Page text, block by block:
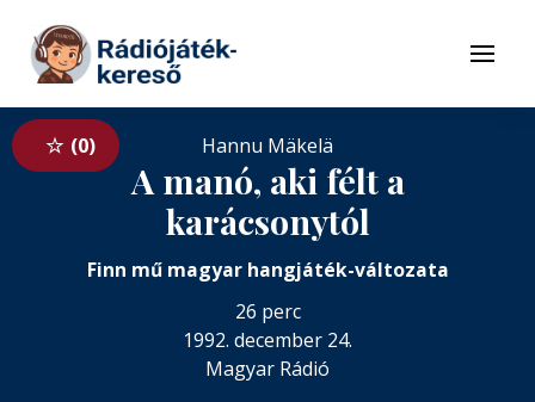
Tovább a tartalomhoz
Menü
0 Hannu Mäkelä
A manó, aki félt a
karácsonytól
Finn mű magyar hangjáték-változata
26 perc
1992. december 24.
Magyar Rádió